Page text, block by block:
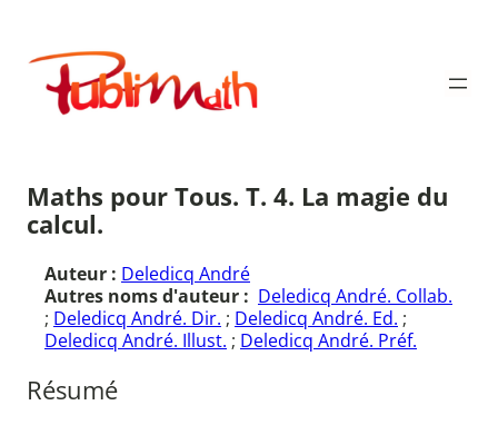
contenu
Publimath
Maths pour Tous. T. 4. La magie du
calcul.
Auteur : Deledicq André
Autres noms d'auteur : Deledicq André. Collab.
; Deledicq André. Dir. ; Deledicq André. Ed. ;
Deledicq André. Illust. ; Deledicq André. Préf.
Résumé